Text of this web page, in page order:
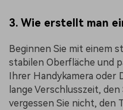
3. Wie erstellt man
Beginnen Sie mit einem
stabilen Oberfläche und
Ihrer Handykamera oder
lange Verschlusszeit,
vergessen Sie nicht, den